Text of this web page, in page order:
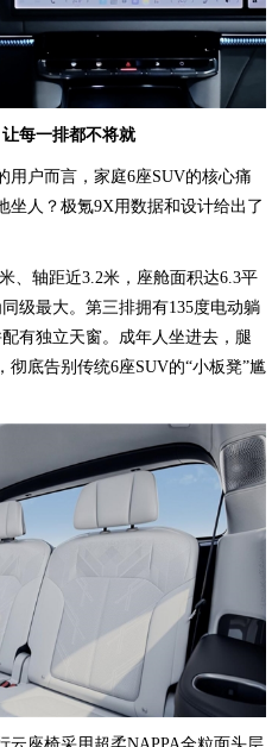
每一排都不将就
用户而言，家庭6座SUV的核心痛
坐人？极氪9X用数据和设计给出了
、轴距近3.2米，座舱面积达6.3平
级最大。第三排拥有135度电动躺
有独立天窗。成年人坐进去，腿
底告别传统6座SUV的“小板凳”尴